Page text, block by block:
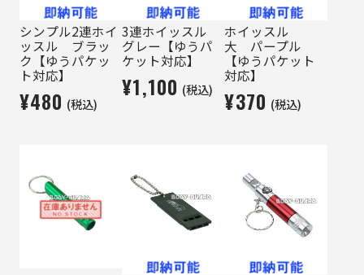
シンプル2連ホイ
ッスル ブラッ
ク【ゆうパケッ
ト対応】
¥480 (税込)
3連ホイッスル
グレー【ゆうパ
ケット対応】
¥1,100 (税込)
ホイッスル
大 パープル
【ゆうパケット
対応】
¥370 (税込)